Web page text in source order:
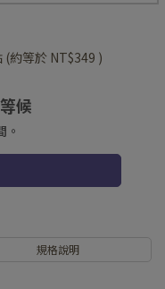
(約等於 NT$349 )
候
。
規格說明